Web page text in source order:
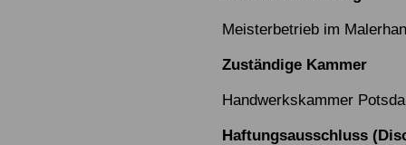
Meisterbetrieb im
Zuständige Kammer
Handwerkskammer
Haftungsausschluss